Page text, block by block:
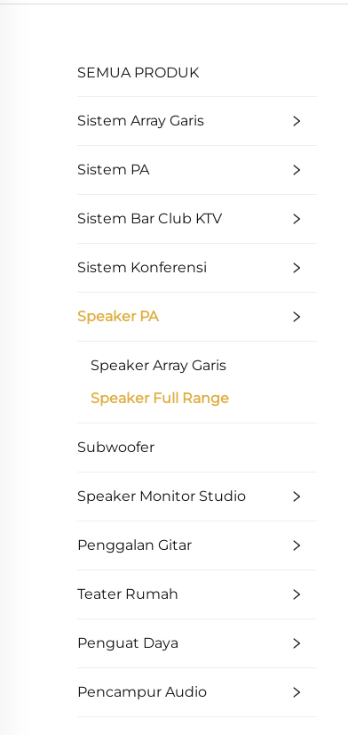
SEMUA PRODUK
Sistem Array Garis
Sistem PA
Sistem Bar Club KTV
Sistem Konferensi
Speaker PA
Speaker Array Garis
Speaker Full Range
Subwoofer
Speaker Monitor Studio
Penggalan Gitar
Teater Rumah
Penguat Daya
Pencampur Audio